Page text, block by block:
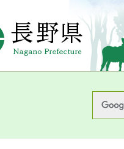
長野県